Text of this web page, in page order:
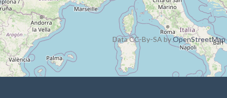
Data CC-By-SA byOpenStreetMap